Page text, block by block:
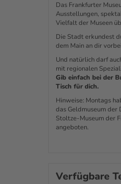
Das Frankfurter
Ausstellungen,
Vielfalt der Museen
Die Stadt erkundest
dem Main an dir
Und natürlich darf
mit regionalen
Gib einfach bei der
Tisch für dich.
Hinweise: Montags
das Geldmuseum der
Stoltze-Museum der
angeboten.
Verfügbare